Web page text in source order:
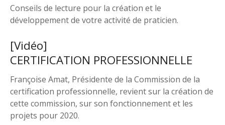
Conseils de lecture pour la création et le
développement de votre activité de praticien.
[Vidéo]
CERTIFICATION PROFESSIONNELLE
Françoise Amat, Présidente de la Commission de la
certification professionnelle, revient sur la création de
cette commission, sur son fonctionnement et les
projets pour 2020.